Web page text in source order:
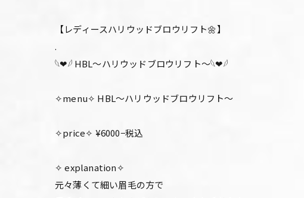
【レディースハリウッドブロウリフト🌼】
.
𓆩❤︎𓆪 HBL〜ハリウッドブロウリフト〜𓆩❤︎𓆪
✧menu✧ HBL〜ハリウッドブロウリフト〜
✧price✧ ¥6000−税込
✧ explanation✧
元々薄くて細い眉毛の方で